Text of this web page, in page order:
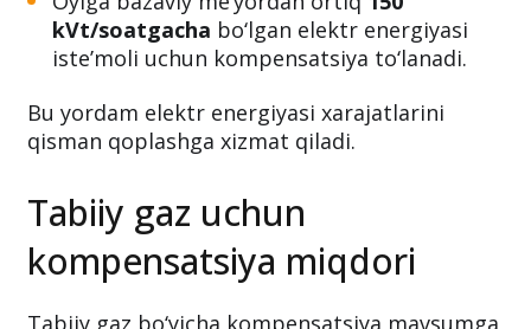
Elektr energiyasi bo‘yicha me’yor
kVt/soatgacha bo‘lgan elektr energiyasi
iste’moli uchun kompensatsiya to‘lanadi.
Bu yordam elektr energiyasi xarajatlarini
qisman qoplashga xizmat qiladi.
Tabiiy gaz uchun